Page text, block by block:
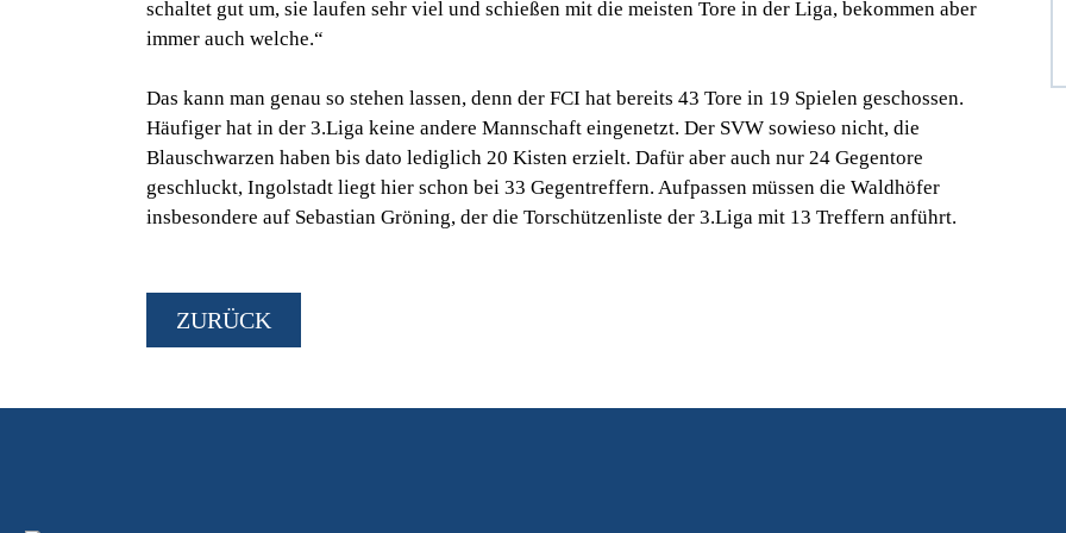
schaltet gut um, sie laufen sehr viel und schießen mit die meisten Tore in der Liga, bekommen aber
immer auch welche.“
Das kann man genau so stehen lassen, denn der FCI hat bereits 43 Tore in 19 Spielen geschossen.
Häufiger hat in der 3.Liga keine andere Mannschaft eingenetzt. Der SVW sowieso nicht, die
Blauschwarzen haben bis dato lediglich 20 Kisten erzielt. Dafür aber auch nur 24 Gegentore
geschluckt, Ingolstadt liegt hier schon bei 33 Gegentreffern. Aufpassen müssen die Waldhöfer
insbesondere auf Sebastian Gröning, der die Torschützenliste der 3.Liga mit 13 Treffern anführt.
ZURÜCK